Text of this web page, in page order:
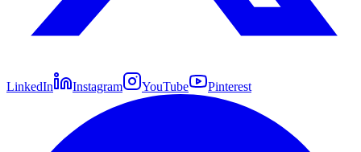
LinkedIn Instagram YouTube Pinterest